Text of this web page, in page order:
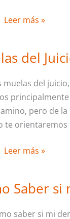
Dental:
y
Leer más »
del
muelas del
pero de
te orientaremos
Muelas
Juicio
Leer más »
Saber si
saber si mi
Cómo
si